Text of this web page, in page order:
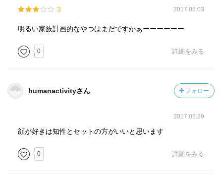
3 2017.06.03
明るい家族計画的なやつはまだですかぁーーーーーー
0 詳細をみる
humanactivityさん フォロー
2017.05.29
顔が好きは知性とセットの方がいいと思います
0 詳細をみる